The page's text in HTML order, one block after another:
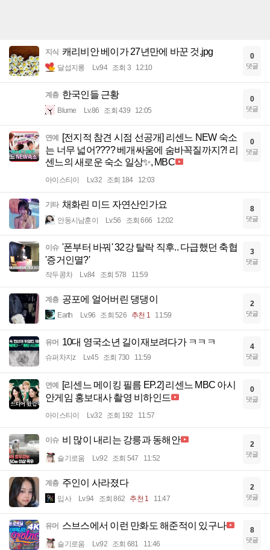
지식 캐리비안 베이가 27년만에 바꾼 것.jpg
달섭지롱 Lv.94 조회 3 12:10
0
댓글
계층 한국인들 근황
Blume Lv.86 조회 439 12:05
0
댓글
연예
[전지적 참견 시점 선공개] 리센느 NEW 숙소
는 너무 넓어???? 베개싸움에 숨바꼭질까지?! 리
센느의 새로운 숙소 일상✨, MBC
아이스티이 Lv.32 조회 184 12:03
0
댓글
기타 채화린 미드 자연산인가요
안동시남훈이 Lv.56 조회 666 12:02
8
댓글
이슈 '폰부터 바꿔' 32강 탈락 직후.. 다급했던 축협
'증거인멸?'
작두콩차 Lv.84 조회 578 11:59
3
댓글
계층 공포에 얼어버린 댕댕이
Earth Lv.96 조회 526 추천 1 11:59
2
댓글
유머 10대 영국소년 길이재보려다가 ㅋㅋㅋ
슈퍼차지z Lv.45 조회 730 11:59
4
댓글
연예
[리센느 메이킹 필름 EP.2] 리센느 MBC 아시
안게임 홍보대사 촬영 비하인드
아이스티이 Lv.32 조회 192 11:57
0
댓글
이슈 비 많이 내리는 강릉과 동해안
슬기로움 Lv.92 조회 547 11:52
2
댓글
계층 주인이 사라졌다
입사 Lv.94 조회 862 추천 1 11:47
2
댓글
유머 스브스에서 이런 만화도 해준적이 있구나
슬기로움 Lv.92 조회 681 11:46
8
댓글